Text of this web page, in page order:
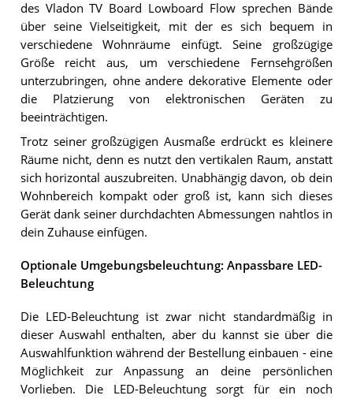
des Vladon TV Board Lowboard Flow sprechen Bände
über seine Vielseitigkeit, mit der es sich bequem in
verschiedene Wohnräume einfügt. Seine großzügige
Größe reicht aus, um verschiedene Fernsehgrößen
unterzubringen, ohne andere dekorative Elemente oder
die Platzierung von elektronischen Geräten zu
beeinträchtigen.
Trotz seiner großzügigen Ausmaße erdrückt es kleinere
Räume nicht, denn es nutzt den vertikalen Raum, anstatt
sich horizontal auszubreiten. Unabhängig davon, ob dein
Wohnbereich kompakt oder groß ist, kann sich dieses
Gerät dank seiner durchdachten Abmessungen nahtlos in
dein Zuhause einfügen.
Optionale Umgebungsbeleuchtung: Anpassbare LED-
Beleuchtung
Die LED-Beleuchtung ist zwar nicht standardmäßig in
dieser Auswahl enthalten, aber du kannst sie über die
Auswahlfunktion während der Bestellung einbauen - eine
Möglichkeit zur Anpassung an deine persönlichen
Vorlieben. Die LED-Beleuchtung sorgt für ein noch